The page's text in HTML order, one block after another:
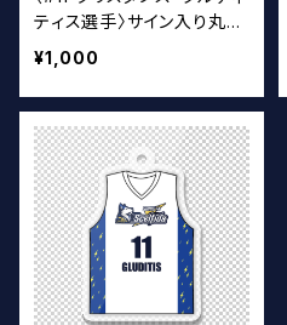
ティス選手〉サイン入り丸ア
クキー
¥1,000